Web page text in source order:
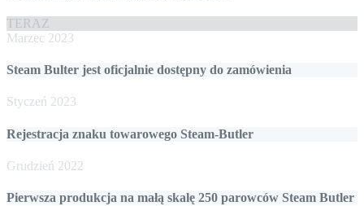
TERAZ
Marzec 2023
Steam Bulter jest oficjalnie dostępny do zamówienia
Styczeń 2023
Rejestracja znaku towarowego Steam-Butler
Grudzień 2022
Pierwsza produkcja na małą skalę 250 parowców Steam Butler